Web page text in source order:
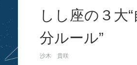
しし座の３大“
分ルール”
沙木 貴咲